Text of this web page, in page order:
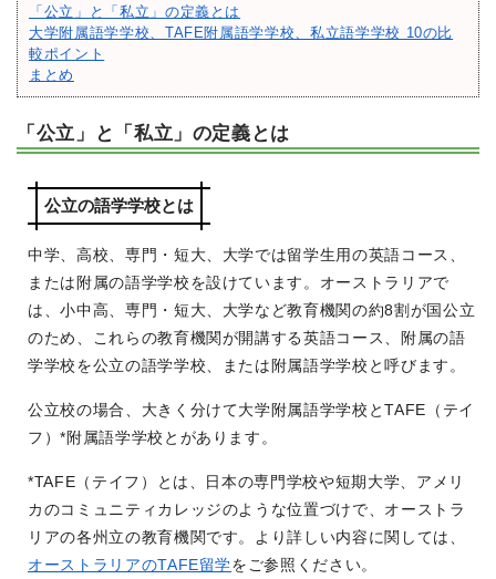
「公立」と「私立」の定義とは
大学附属語学学校、TAFE附属語学学校、私立語学学校 10の比
較ポイント
まとめ
「公立」と「私立」の定義とは
公立の語学学校とは
中学、高校、専門・短大、大学では留学生用の英語コース、
または附属の語学学校を設けています。オーストラリアで
は、小中高、専門・短大、大学など教育機関の約8割が国公立
のため、これらの教育機関が開講する英語コース、附属の語
学学校を公立の語学学校、または附属語学学校と呼びます。
公立校の場合、大きく分けて大学附属語学学校とTAFE（テイ
フ）*附属語学学校とがあります。
*TAFE（テイフ）とは、日本の専門学校や短期大学、アメリ
カのコミュニティカレッジのような位置づけで、オーストラ
リアの各州立の教育機関です。より詳しい内容に関しては、
オーストラリアのTAFE留学をご参照ください。